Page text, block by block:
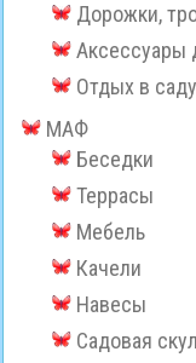
Дорожки,
Аксессуары
Отдых в саду
МАФ
Беседки
Террасы
Мебель
Качели
Навесы
Садовая